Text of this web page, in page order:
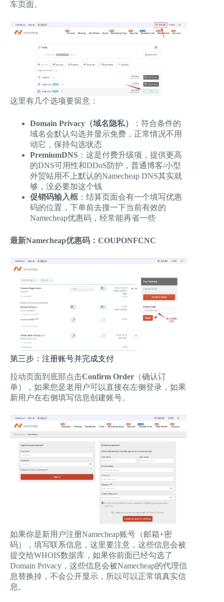
车页面。
这里有几个选项要留意：
Domain Privacy（域名隐私）
：符合条件的
域名会默认勾选并显示免费，正常情况不用
动它，保持勾选状态
PremiumDNS ：这是付费升级项，提供更高
的DNS可用性和DDoS防护，普通博客/小型
外贸站用不上默认的Namecheap DNS其实就
够，没必要加这个钱
促销码输入框 ：结算页面会有一个填写优惠
码的位置，下单前去搜一下当前有效的
Namecheap优惠码，经常能再省一些
最新Namecheap优惠码：COUPONFCNC
第三步：注册账号并完成支付
拉动页面到底部点击Confirm Order （确认订
单），如果您是老用户可以直接在左侧登录，如果
新用户在右侧填写信息创建账号。
如果你是新用户注册Namecheap账号（邮箱+密
码），填写联系信息，这里要注意，这些信息会被
提交给WHOIS数据库，如果你前面已经勾选了
Domain Privacy，这些信息会被Namecheap的代理信
息替换掉，不会公开显示，所以可以正常填真实信
息。